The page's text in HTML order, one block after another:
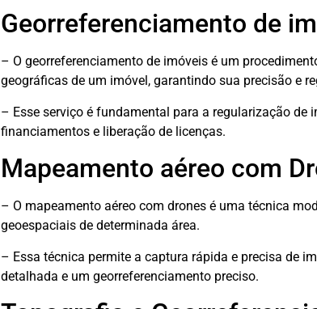
Georreferenciamento de
– O georreferenciamento de imóveis é um
geográficas de um imóvel, garantindo sua precisão e
– Esse serviço é fundamental para a regularização de
financiamentos e liberação de licenças.
Mapeamento aéreo com
– O mapeamento aéreo com drones é uma técnica
geoespaciais de determinada área.
– Essa técnica permite a captura rápida e precisa de
detalhada e um georreferenciamento preciso.